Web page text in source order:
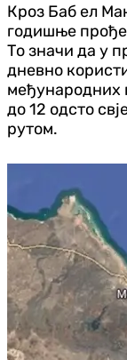
Кроз Баб ел
годишње
То значи да у
дневно
међународних
до 12 одсто
рутом.